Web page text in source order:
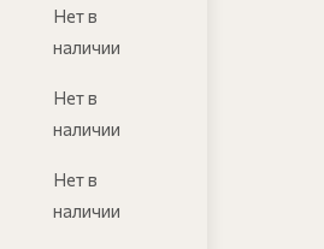
Нет в
наличии
Нет в
наличии
Нет в
наличии